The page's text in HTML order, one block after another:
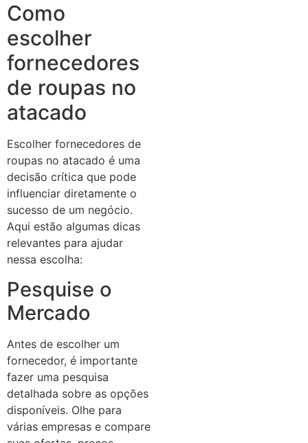
Como
escolher
fornecedores
de roupas no
atacado
Escolher fornecedores de
roupas no atacado é uma
decisão crítica que pode
influenciar diretamente o
sucesso de um negócio.
Aqui estão algumas dicas
relevantes para ajudar
nessa escolha:
Pesquise o
Mercado
Antes de escolher um
fornecedor, é importante
fazer uma pesquisa
detalhada sobre as opções
disponíveis. Olhe para
várias empresas e compare